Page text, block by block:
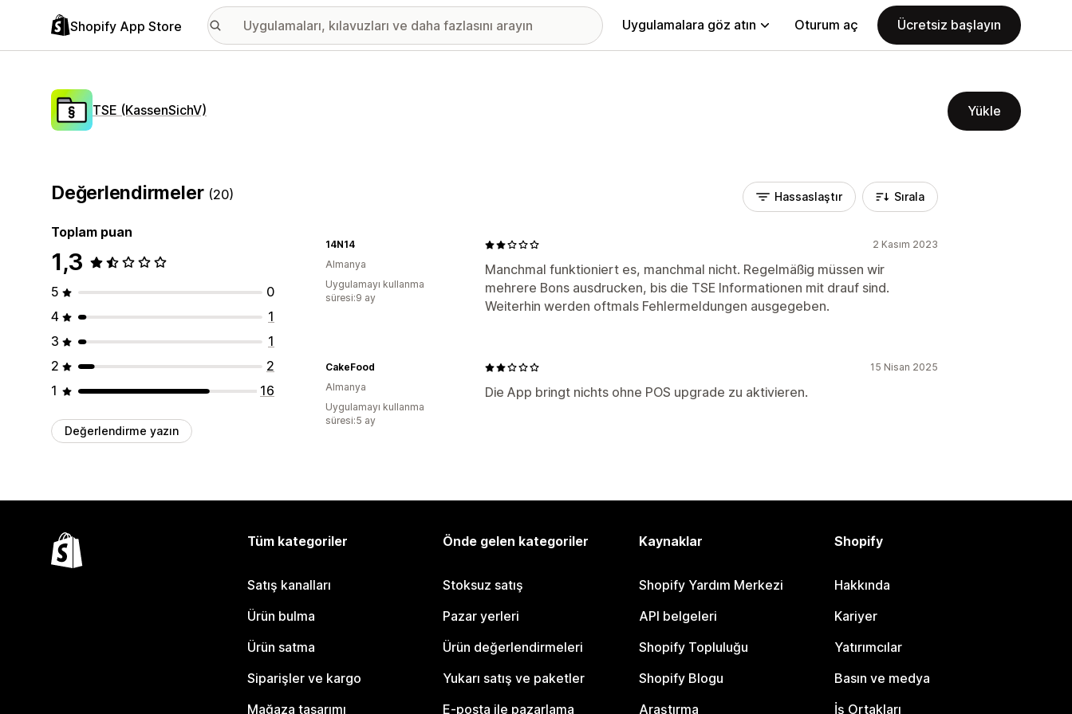
Shopify App Store Uygulamalara göz atın Oturum aç Ücretsiz başlayın
TSE (KassenSichV) Yükle
Değerlendirmeler (20)
Toplam puan
1,3
5
0
4
1
3
1
2
2
1
16
Değerlendirme yazın
Hassaslaştır Sırala
2 Kasım 2023
Manchmal funktioniert es, manchmal nicht. Regelmäßig müssen wir
mehrere Bons ausdrucken, bis die TSE Informationen mit drauf sind.
Weiterhin werden oftmals Fehlermeldungen ausgegeben.
14N14
Almanya
Uygulamayı kullanma
süresi:9 ay
15 Nisan 2025
Die App bringt nichts ohne POS upgrade zu aktivieren.
CakeFood
Almanya
Uygulamayı kullanma
süresi:5 ay
Tüm kategoriler
Satış kanalları
Ürün bulma
Ürün satma
Siparişler ve kargo
Mağaza tasarımı
Önde gelen kategoriler
Stoksuz satış
Pazar yerleri
Ürün değerlendirmeleri
Yukarı satış ve paketler
E-posta ile pazarlama
Kaynaklar
Shopify Yardım Merkezi
API belgeleri
Shopify Topluluğu
Shopify Blogu
Araştırma
Shopify
Hakkında
Kariyer
Yatırımcılar
Basın ve medya
İş Ortakları